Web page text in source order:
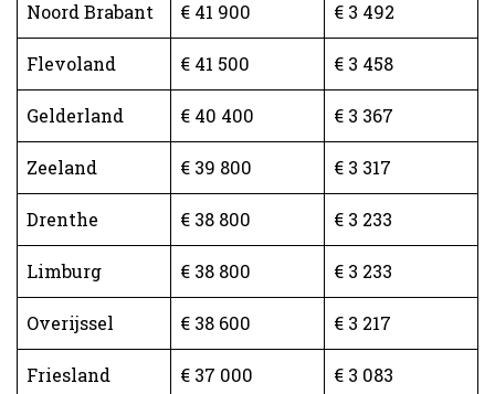
Noord Brabant € 41 900 € 3 492
Flevoland € 41 500 € 3 458
Gelderland € 40 400 € 3 367
Zeeland € 39 800 € 3 317
Drenthe € 38 800 € 3 233
Limburg € 38 800 € 3 233
Overijssel € 38 600 € 3 217
Friesland € 37 000 € 3 083